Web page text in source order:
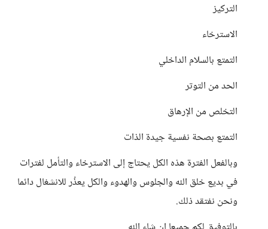
التركيز
الاسترخاء
التمتع بالسلام الداخلي
الحد من التوتر
التخلص من الإرهاق
التمتع بصحة نفسية جيدة الذات
وبالفعل الفترة هذه الكل يحتاج إلى الاسترخاء والتأمل لفترات
في بديع خلق الله والجلوس والهدوء والكل يعذُر للانشغال دائما
ونحن نفتقد ذلك.